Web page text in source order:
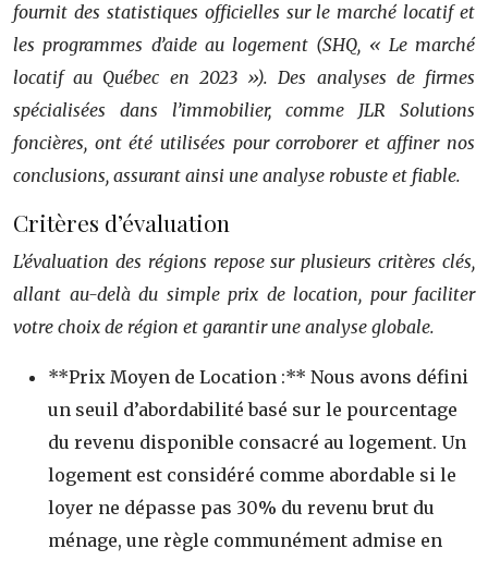
fournit des statistiques officielles sur le marché locatif et
les programmes d’aide au logement (SHQ, « Le marché
locatif au Québec en 2023 »). Des analyses de firmes
spécialisées dans l’immobilier, comme JLR Solutions
foncières, ont été utilisées pour corroborer et affiner nos
conclusions, assurant ainsi une analyse robuste et fiable.
Critères d’évaluation
L’évaluation des régions repose sur plusieurs critères clés,
allant au-delà du simple prix de location, pour faciliter
votre choix de région et garantir une analyse globale.
**Prix Moyen de Location :** Nous avons défini
un seuil d’abordabilité basé sur le pourcentage
du revenu disponible consacré au logement. Un
logement est considéré comme abordable si le
loyer ne dépasse pas 30% du revenu brut du
ménage, une règle communément admise en